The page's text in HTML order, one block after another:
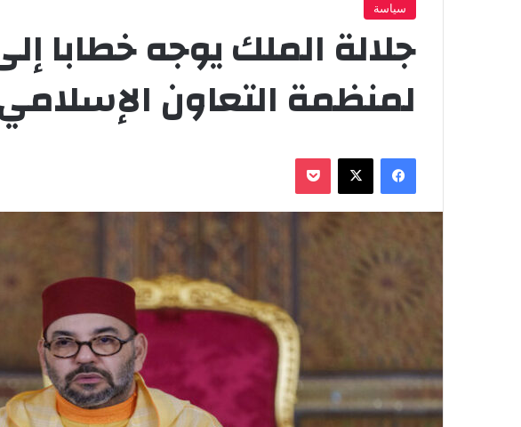
سياسة
لمنظمة التعاون
فيسبوك